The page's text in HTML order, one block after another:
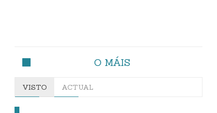
O MÁIS
VISTO ACTUAL